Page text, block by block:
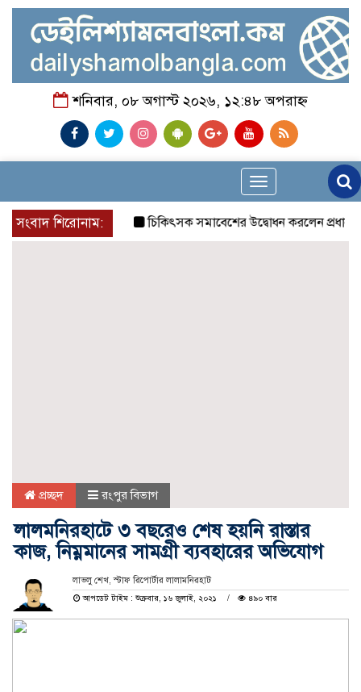
শনিবার, ০৮ অগাস্ট ২০২৬, ১২:৪৮ অপরাহ্ন
Toggle
navigation
সংবাদ শিরোনাম:
চিকিৎসক সমাবেশের উদ্বোধন করলেন প্রধানমন্ত্রী
প্রচ্ছদ রংপুর বিভাগ
লালমনিরহাটে ৩ বছরেও শেষ হয়নি রাস্তার
কাজ, নিম্নমানের সামগ্রী ব্যবহারের অভিযোগ
লাভলু শেখ, স্টাফ রিপোর্টার লালামনিরহাট
আপডেট টাইম : শুক্রবার, ১৬ জুলাই, ২০২১
৪৯০ বার